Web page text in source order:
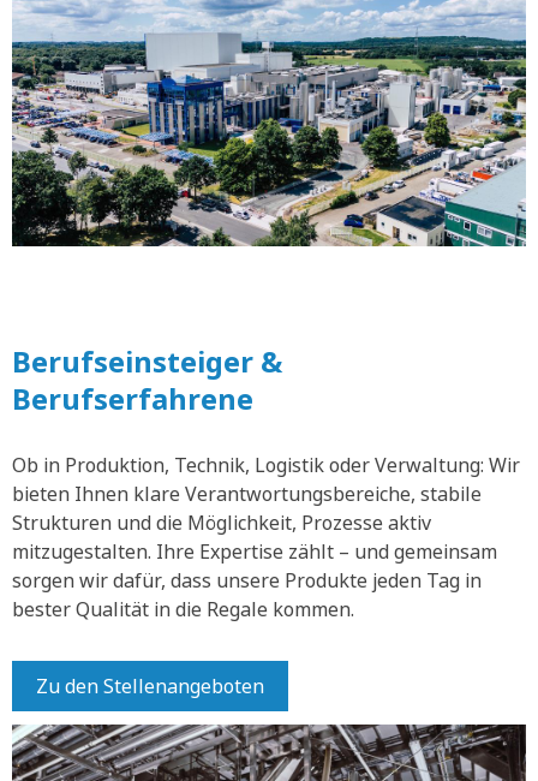
Berufseinsteiger &
Berufserfahrene
Ob in Produktion, Technik, Logistik oder Verwaltung: Wir
bieten Ihnen klare Verantwortungsbereiche, stabile
Strukturen und die Möglichkeit, Prozesse aktiv
mitzugestalten. Ihre Expertise zählt – und gemeinsam
sorgen wir dafür, dass unsere Produkte jeden Tag in
bester Qualität in die Regale kommen.
Zu den Stellenangeboten